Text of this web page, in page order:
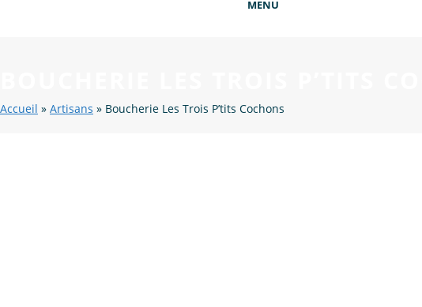
MENU
Accueil » Artisans » Boucherie Les Trois P’tits Cochons